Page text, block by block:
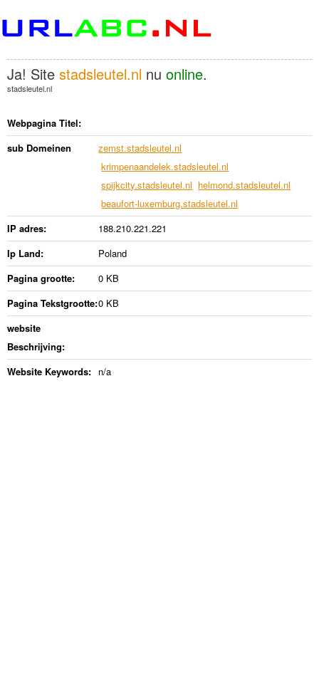
Ja! Site stadsleutel.nl nu online.
stadsleutel.nl
Webpagina Titel:
sub Domeinen
zemst.stadsleutel.nl
krimpenaandelek.stadsleutel.nl
spijkcity.stadsleutel.nl helmond.stadsleutel.nl
beaufort-luxemburg.stadsleutel.nl
IP adres:
188.210.221.221
Ip Land:
Poland
Pagina grootte:
0 KB
Pagina Tekstgrootte:0 KB
website
Beschrijving:
Website Keywords: n/a